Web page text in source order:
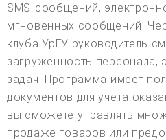
SMS-сообщений,
мгновенных сообщений.
клуба УрГУ руководитель
загруженность персонала,
задач. Программа имеет
документов для учета
вы сможете управлять
продаже товаров или